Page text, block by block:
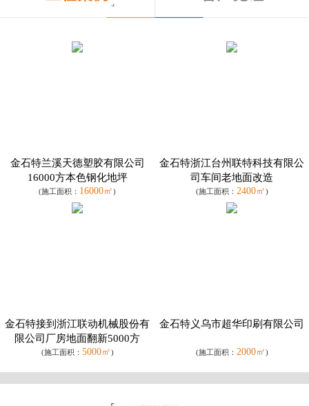
金石特兰溪天德塑胶有限公司
16000方本色钢化地坪
(施工面积： 16000㎡)
金石特浙江台州联特科技有限公
司车间老地面改造
(施工面积： 2400㎡)
金石特接到浙江联动机械股份有
限公司厂房地面翻新5000方
(施工面积： 5000㎡)
金石特义乌市超华印刷有限公司
(施工面积： 2000㎡)